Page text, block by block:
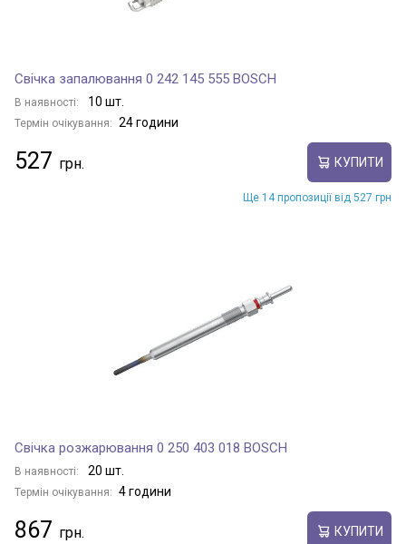
Свічка запалювання 0 242 145 555 BOSCH
В наявності: 10 шт.
Термін очікування: 24 години
527 КУПИТИ
Ще 14 пропозиції від 527 грн
Свічка розжарювання 0 250 403 018 BOSCH
В наявності: 20 шт.
Термін очікування: 4 години
867 КУПИТИ